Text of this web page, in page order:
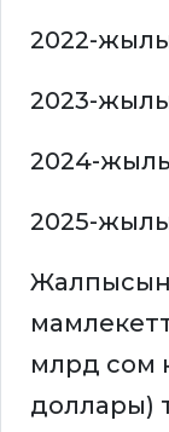
2022-
2023-
2024-
2025-
млрд сом
доллары)